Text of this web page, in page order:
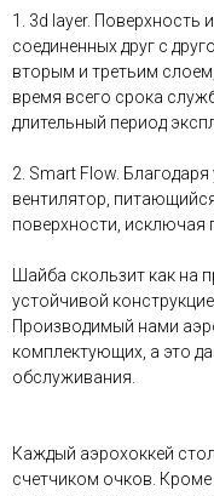
1. 3d layer. Поверхность
соединенных друг с
вторым и третьим
время всего срока
длительный период
2. Smart Flow.
вентилятор,
поверхности, исключая
Шайба скользит как на
устойчивой
Производимый нами
комплектующих, а это
обслуживания.
Каждый аэрохоккей
счетчиком очков.